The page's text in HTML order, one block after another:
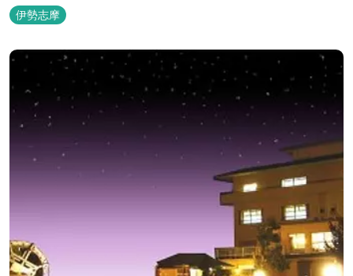
後は『ハーゲンダッツ食べ放題』 夕食は松阪牛や伊勢海老を贅沢に
使用した「三重ブランドBBQプラン」や、1人前350ｇと食べ応え
のあるお肉を用意した「肉盛りプラン」などからお選びできま
す。...
伊勢志摩